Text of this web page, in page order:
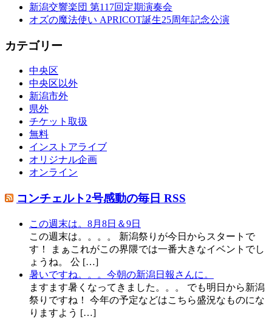
新潟交響楽団 第117回定期演奏会
オズの魔法使い APRICOT誕生25周年記念公演
カテゴリー
中央区
中央区以外
新潟市外
県外
チケット取扱
無料
インストアライブ
オリジナル企画
オンライン
コンチェルト2号感動の毎日 RSS
この週末は。8月8日＆9日
この週末は。。。。 新潟祭りが今日からスタートで
す！ まぁこれがこの界隈では一番大きなイベントでし
ょうね。 公 […]
暑いですね。。。今朝の新潟日報さんに。
ますます暑くなってきました。。。 でも明日から新潟
祭りですね！ 今年の予定などはこちら盛況なものにな
りますよう […]